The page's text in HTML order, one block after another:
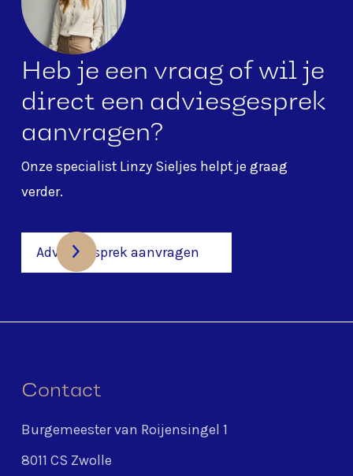
Heb je een vraag of wil je
direct een adviesgesprek
aanvragen?
Onze specialist Linzy Sieljes helpt je graag
verder.
Adviesgesprek aanvragen
Contact
Burgemeester van Roijensingel 1
8011 CS Zwolle